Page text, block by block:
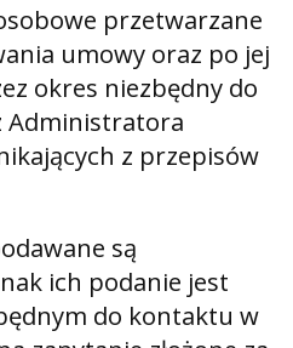
przetwarzane
umowy oraz po jej
okres niezbędny do
Administratora
z przepisów
są
ich podanie jest
do kontaktu w